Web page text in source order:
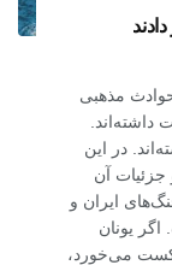
مذهبی
در این
جزئیات آن
ایران و
یونان
می‌خورد،